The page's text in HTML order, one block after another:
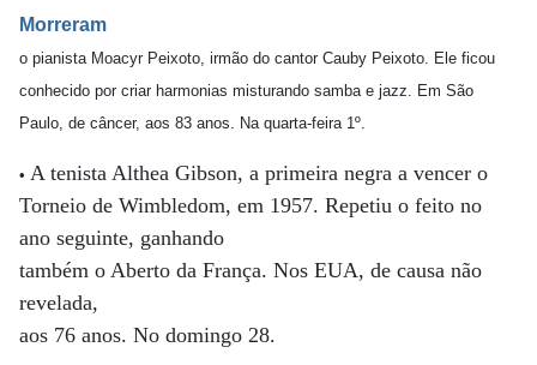
Morreram
o pianista Moacyr Peixoto, irmão do cantor Cauby Peixoto. Ele ficou
conhecido por criar harmonias misturando samba e jazz. Em São
Paulo, de câncer, aos 83 anos. Na quarta-feira 1º.
• A tenista Althea Gibson, a primeira negra a vencer o
Torneio de Wimbledom, em 1957. Repetiu o feito no
ano seguinte, ganhando
também o Aberto da França. Nos EUA, de causa não
revelada,
aos 76 anos. No domingo 28.